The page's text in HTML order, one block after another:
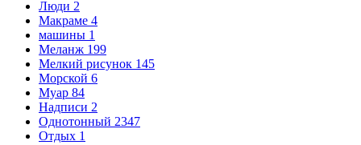
Люди 2
Макраме 4
машины 1
Меланж 199
Мелкий рисунок 145
Морской 6
Муар 84
Надписи 2
Однотонный 2347
Отдых 1